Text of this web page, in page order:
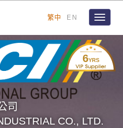
繁中 EN
Toggle
6YRS
司
CO., LTD.